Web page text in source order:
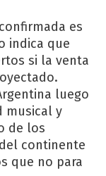
es
indica que
si la venta
luego
musical y
de los
continente
que no para